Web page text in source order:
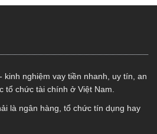
kinh nghiệm vay tiền nhanh, uy tín, an
tổ chức tài chính ở Việt Nam.
là ngân hàng, tổ chức tín dụng hay